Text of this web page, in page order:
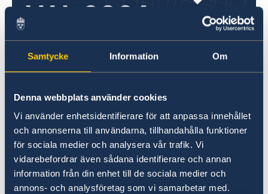
Samtycke Information Om
Denna webbplats använder cookies
Vi använder enhetsidentifierare för att anpassa innehållet
och annonserna till användarna, tillhandahålla funktioner
för sociala medier och analysera vår trafik. Vi
vidarebefordrar även sådana identifierare och annan
information från din enhet till de sociala medier och
annons- och analysföretag som vi samarbetar med.
Den 13 september 2026 är det val till riksdag,
region- och kommunfullmäktige. Om du är
utomlands kan du antingen förtidsrösta på en
ambassad eller ett konsulat eller brevrösta.
Val 2026